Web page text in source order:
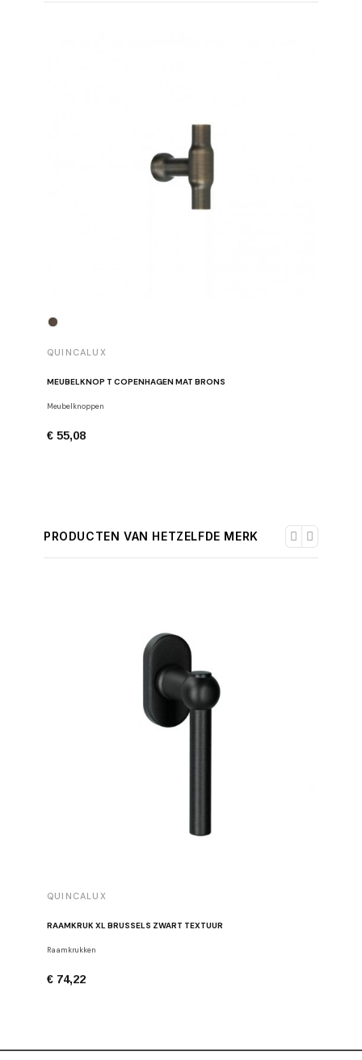
QUINCALUX
MEUBELKNOP T COPENHAGEN MAT BRONS
Meubelknoppen
€ 55,08
PRODUCTEN VAN HETZELFDE MERK
QUINCALUX
RAAMKRUK XL BRUSSELS ZWART TEXTUUR
Raamkrukken
€ 74,22